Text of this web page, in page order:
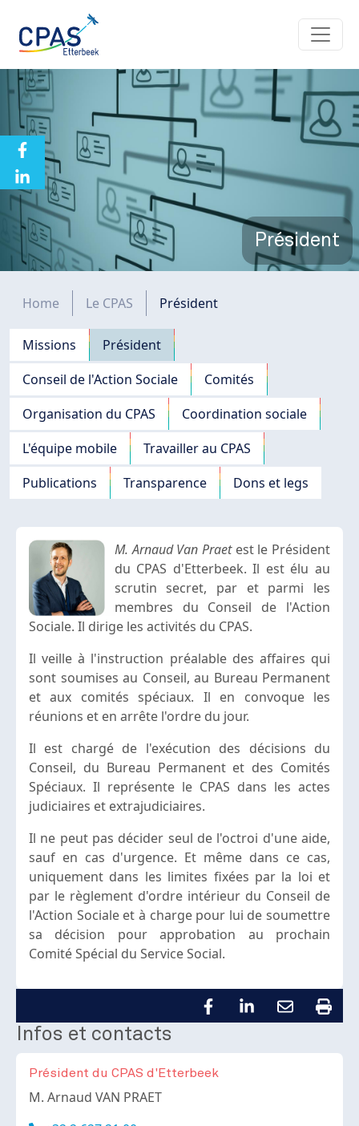
Président
Fil d'Ariane
Home Le CPAS Président
Navigation principale
Missions
Président
Conseil de l'Action Sociale
Comités
Organisation du CPAS
Coordination sociale
L'équipe mobile
Travailler au CPAS
Publications
Transparence Dons et legs
M. Arnaud Van Praetest le Président
du CPAS d'Etterbeek. Il est élu au
scrutin secret, par et parmi les
membres du Conseil de l'Action
Sociale. Il dirige les activités du CPAS.
Il veille à l'instruction préalable des affaires qui
sont soumises au Conseil, au Bureau Permanent
et aux comités spéciaux. Il en convoque les
réunions et en arrête l'ordre du jour.
Il est chargé de l'exécution des décisions du
Conseil, du Bureau Permanent et des Comités
Spéciaux. Il représente le CPAS dans les actes
judiciaires et extrajudiciaires.
Il ne peut pas décider seul de l'octroi d'une aide,
sauf en cas d'urgence. Et même dans ce cas,
uniquement dans les limites fixées par la loi et
par le règlement d'ordre intérieur du Conseil de
l'Action Sociale et à charge pour lui de soumettre
sa décision pour approbation au prochain
Comité Spécial du Service Social.
Infos et contacts
Président du CPAS d'Etterbeek
Body
M. Arnaud VAN PRAET